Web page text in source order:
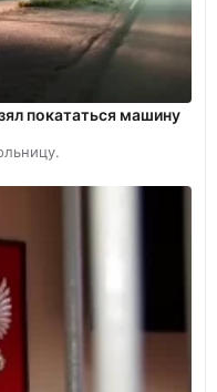
покататься машину